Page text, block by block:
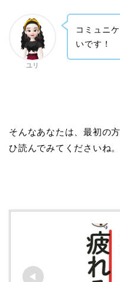
ユリ
コミュニ
いです！
そんなあなたは、最初の
ひ読んでみてくださいね。